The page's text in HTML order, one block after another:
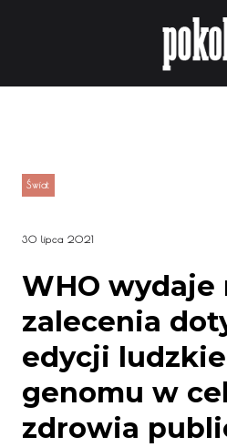
Świat
30 lipca 2021
WHO wydaje
zalecenia
edycji
genomu w
zdrowia